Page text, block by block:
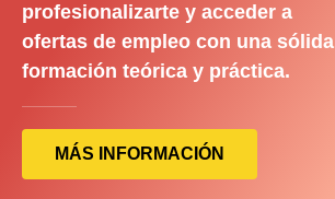
profesionalizarte y acceder a
ofertas de empleo con una sólida
formación teórica y práctica.
MÁS INFORMACIÓN